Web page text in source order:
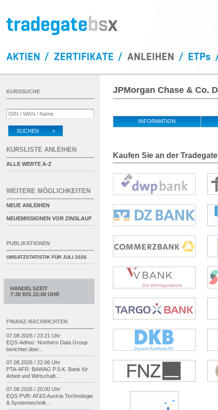
JPMorgan Chase & Co.
INFORMATION
Kaufen Sie an der
KURSSUCHE
SUCHEN >
KURSLISTE ANLEIHEN
ALLE WERTE A-Z
WEITERE MÖGLICHKEITEN
NEUE ANLEIHEN
NEUEMISSIONEN VOR ZINSLAUF
PUBLIKATIONEN
UMSATZSTATISTIK FÜR JULI 2026
HANDELSZEIT
7:30 BIS 22:00 UHR
FINANZ-NACHRICHTEN
07.08.2026 / 23:21 Uhr
EQS-Adhoc: Northern Data Group
berichtet über...
07.08.2026 / 22:06 Uhr
PTA-AFR: BAWAG P.S.K. Bank für
Arbeit und Wirtschaft...
07.08.2026 / 20:00 Uhr
EQS-PVR: AT&S Austria Technologie
& Systemtechnik...